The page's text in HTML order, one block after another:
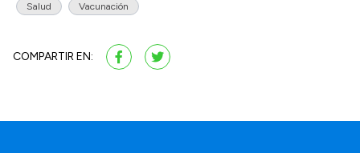
Salud Vacunación
COMPARTIR EN: